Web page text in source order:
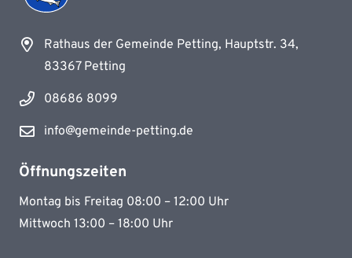
Rathaus der Gemeinde Petting, Hauptstr. 34,
83367 Petting
08686 8099
info@gemeinde-petting.de
Öffnungszeiten
Montag bis Freitag 08:00 – 12:00 Uhr
Mittwoch 13:00 – 18:00 Uhr